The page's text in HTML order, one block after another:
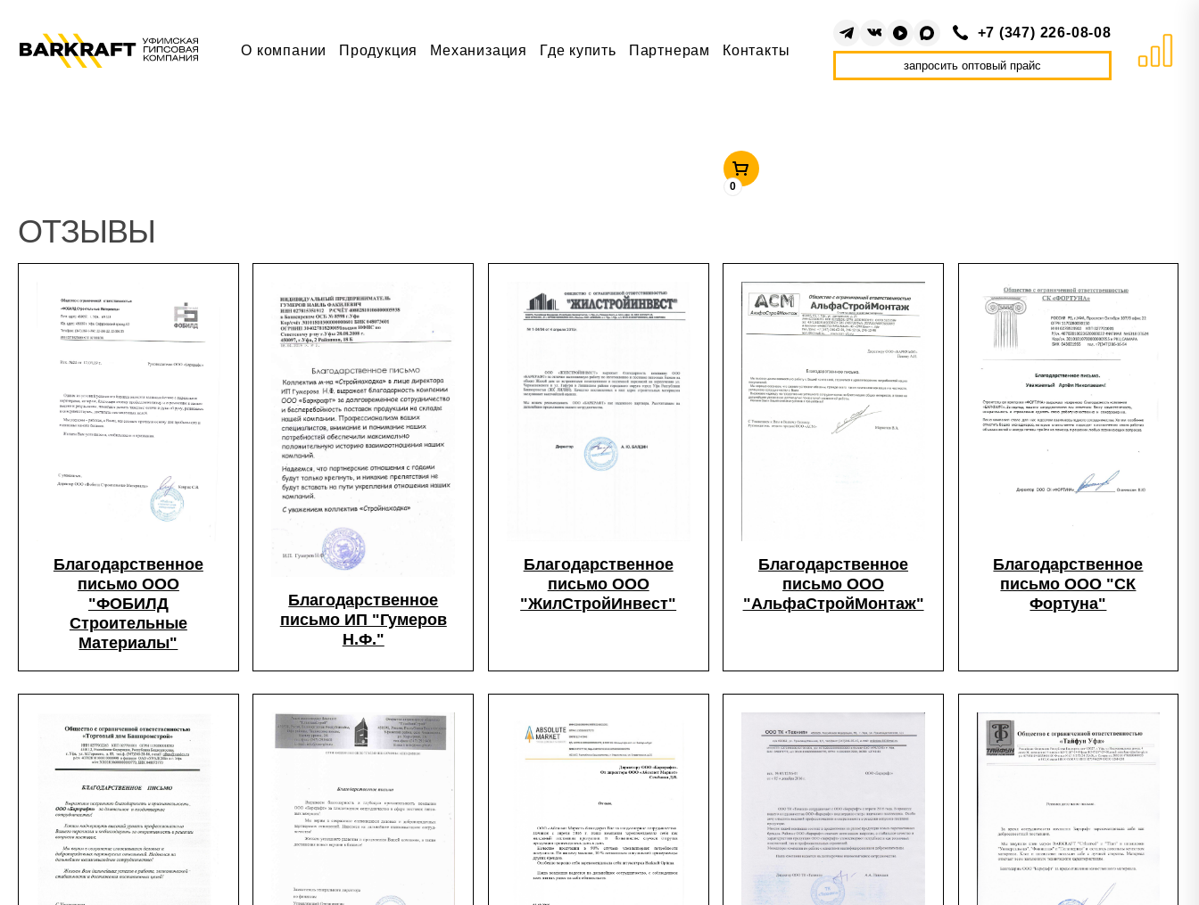
О компании Продукция Механизация Где купить Партнерам Контакты
+7 (347) 226-08-08
запросить оптовый прайс
0
ОТЗЫВЫ
Благодарственное
письмо ООО
"ФОБИЛД
Строительные
Материалы"
Благодарственное
письмо ИП "Гумеров
Н.Ф."
Благодарственное
письмо ООО
"ЖилСтройИнвест"
Благодарственное
письмо ООО
"АльфаСтройМонтаж"
Благодарственное
письмо ООО "СК
Фортуна"